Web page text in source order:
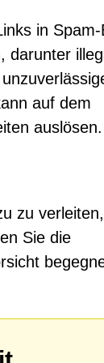
in Spam-
darunter
auf dem
auslösen.
zu verleiten,
Sie die